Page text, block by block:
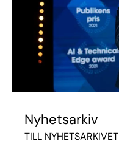
Nyhetsarkiv
TILL NYHETSARKIVET